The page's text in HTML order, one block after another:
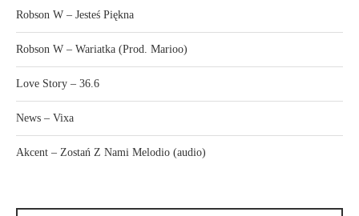
Robson W – Jesteś Piękna
Robson W – Wariatka (Prod. Marioo)
Love Story – 36.6
News – Vixa
Akcent – Zostań Z Nami Melodio (audio)